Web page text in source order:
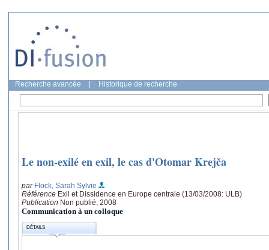
Recherche avancée Historique de recherche
Le non-exilé en exil, le cas d'Otomar Krejča
par Flock, Sarah Sylvie
Référence Exil et Dissidence en Europe centrale (13/03/2008: ULB)
Publication Non publié, 2008
Communication à un colloque
DÉTAILS